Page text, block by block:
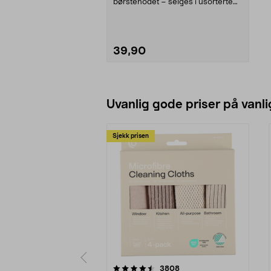
børstehodet – selges i usorterte
39,90
Uvanlig gode priser på
Sjekk prisen
3808anmeldelser
4.5av 5 stjerner